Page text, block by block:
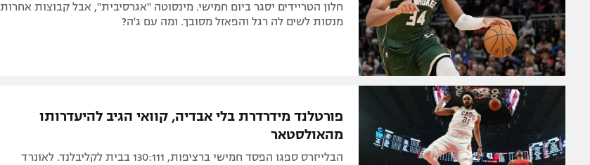
חלון הטריידים יסגר ביום חמישי. מינסוטה "אגרסיבית", אבל קבוצות אחרות
מנסות לשים לה רגל והפאזל מסובך. ומה עם ג'ה?
פורטלנד מידרדרת בלי אבדיה, קוואי הגיב להיעדרותו
מהאולסטאר
הבלייזרס ספגו הפסד חמישי ברציפות, 130:111 בבית לקליבלנד. לאונרד